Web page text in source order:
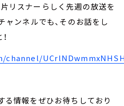
片リスナーらしく先週の放送を
ンネルでも、そのお話をし
する情報をぜひお待ちしており